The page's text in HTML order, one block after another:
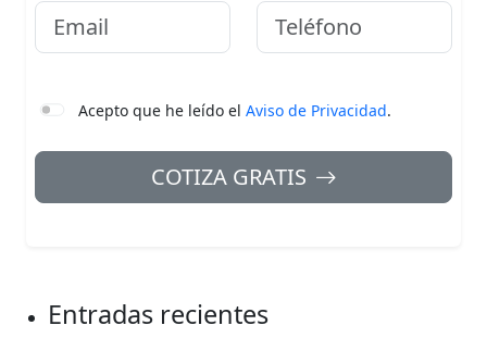
Email Teléfono
Acepto que he leído el Aviso de Privacidad.
COTIZA GRATIS
Entradas recientes